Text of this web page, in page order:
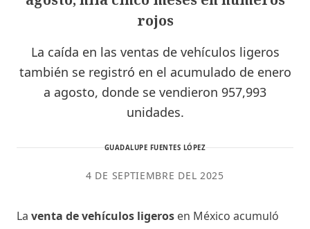
rojos
La caída en las ventas de vehículos ligeros
también se registró en el acumulado de enero
a agosto, donde se vendieron 957,993
unidades.
GUADALUPE FUENTES LÓPEZ
4 DE SEPTIEMBRE DEL 2025
La venta de vehículos ligeros en México acumuló